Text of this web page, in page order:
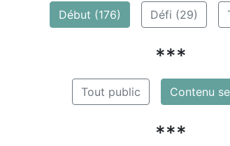
Début (176) Défi (29)
***
Tout public Contenu
***